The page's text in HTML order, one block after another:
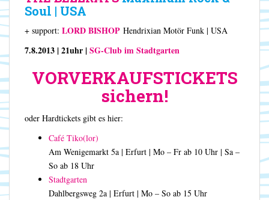
Soul | USA
+ support: LORD BISHOP Hendrixian Motör Funk | USA
7.8.2013 | 21uhr |SG-Club im Stadtgarten
VORVERKAUFSTICKETS
sichern!
oder Hardtickets gibt es hier:
Café Tiko(lor)
Am Wenigemarkt 5a | Erfurt | Mo – Fr ab 10 Uhr | Sa –
So ab 18 Uhr
Stadtgarten
Dahlbergsweg 2a | Erfurt | Mo – So ab 15 Uhr